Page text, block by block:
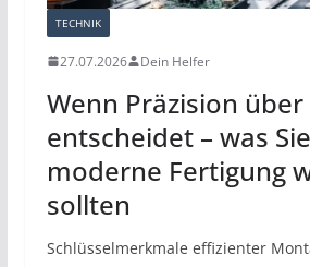
TECHNIK
27.07.2026 Dein Helfer
Wenn Präzision über
entscheidet – was
moderne Fertigung
sollten
Schlüsselmerkmale effizienter